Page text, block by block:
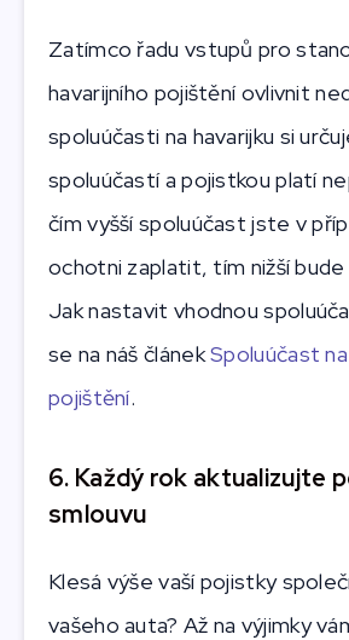
Zatímco řadu vstupů pro
havarijního pojištění ovlivnit
spoluúčasti na havarijku si
spoluúčastí a pojistkou platí
čím vyšší spoluúčast jste v
ochotni zaplatit, tím nižší
Jak nastavit vhodnou
se na náš článekSpoluúčast
pojištění.
6. Každý rok aktualizujte
smlouvu
Klesá výše vaší pojistky
vašeho auta? Až na výjimky